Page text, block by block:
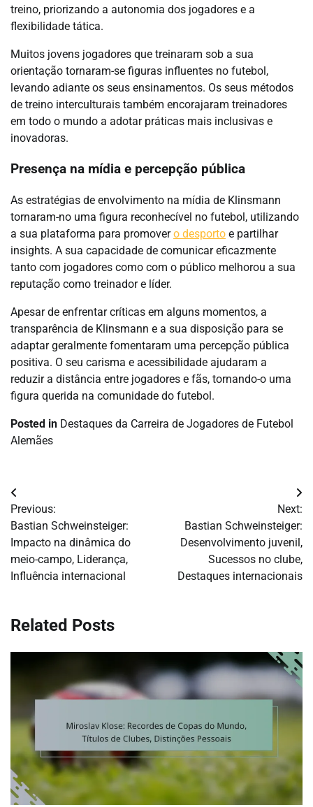
treino, priorizando a autonomia dos jogadores e a
flexibilidade tática.
Muitos jovens jogadores que treinaram sob a sua
orientação tornaram-se figuras influentes no futebol,
levando adiante os seus ensinamentos. Os seus métodos
de treino interculturais também encorajaram treinadores
em todo o mundo a adotar práticas mais inclusivas e
inovadoras.
Presença na mídia e percepção pública
As estratégias de envolvimento na mídia de Klinsmann
tornaram-no uma figura reconhecível no futebol, utilizando
a sua plataforma para promovero desporto e partilhar
insights. A sua capacidade de comunicar eficazmente
tanto com jogadores como com o público melhorou a sua
reputação como treinador e líder.
Apesar de enfrentar críticas em alguns momentos, a
transparência de Klinsmann e a sua disposição para se
adaptar geralmente fomentaram uma percepção pública
positiva. O seu carisma e acessibilidade ajudaram a
reduzir a distância entre jogadores e fãs, tornando-o uma
figura querida na comunidade do futebol.
Posted in Destaques da Carreira de Jogadores de Futebol
Alemães
Post
navigation
Previous:
Bastian Schweinsteiger:
Impacto na dinâmica do
meio-campo, Liderança,
Influência internacional
Next:
Bastian Schweinsteiger:
Desenvolvimento juvenil,
Sucessos no clube,
Destaques internacionais
Related Posts